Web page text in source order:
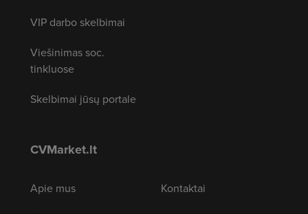
VIP darbo skelbimai
Viešinimas soc.
tinkluose
Skelbimai jūsų portale
CVMarket.lt
Apie mus
Kontaktai